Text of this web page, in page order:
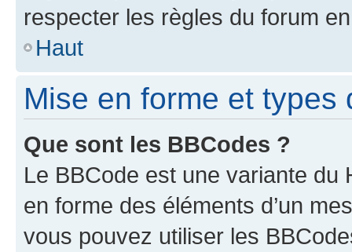
respecter les règles du forum
Haut
Mise en forme et types
Que sont les BBCodes ?
Le BBCode est une variante du
en forme des éléments d’un
vous pouvez utiliser les